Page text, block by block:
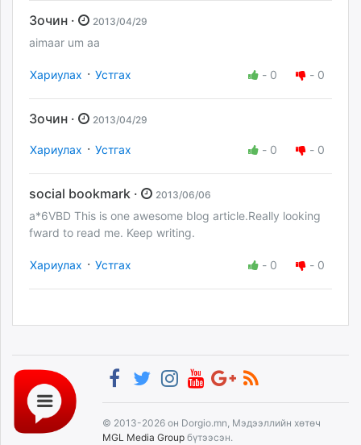
Зочин · 2013/04/29
aimaar um aa
Хариулах · Устгах - 0 - 0
Зочин · 2013/04/29
Хариулах · Устгах - 0 - 0
social bookmark · 2013/06/06
a*6VBD This is one awesome blog article.Really looking
fward to read me. Keep writing.
Хариулах · Устгах - 0 - 0
© 2013-2026 он Dorgio.mn, Мэдээллийн хөтөч
MGL Media Group бүтээсэн.